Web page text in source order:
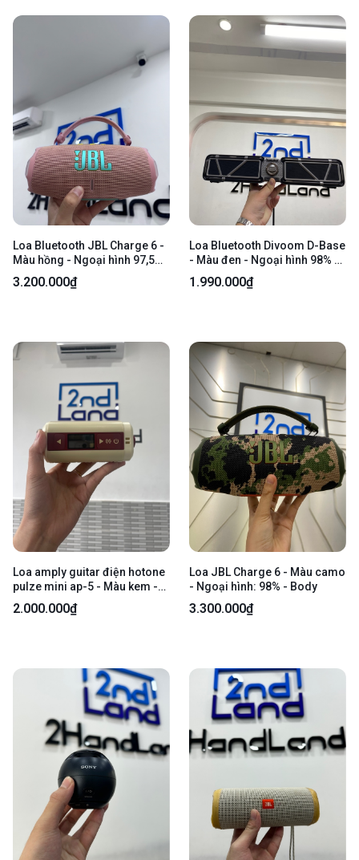
Loa Bluetooth JBL Charge 6 -
Màu hồng - Ngoại hình 97,5%
- Kèm 1 dây sạc Type-C
3.200.000₫
Loa Bluetooth Divoom D-Base
- Màu đen - Ngoại hình 98% -
Kèm sạc
1.990.000₫
Loa amply guitar điện hotone
pulze mini ap-5 - Màu kem -
Ngoại hình: 98% - Fullbox
2.000.000₫
Loa JBL Charge 6 - Màu camo
- Ngoại hình: 98% - Body
3.300.000₫